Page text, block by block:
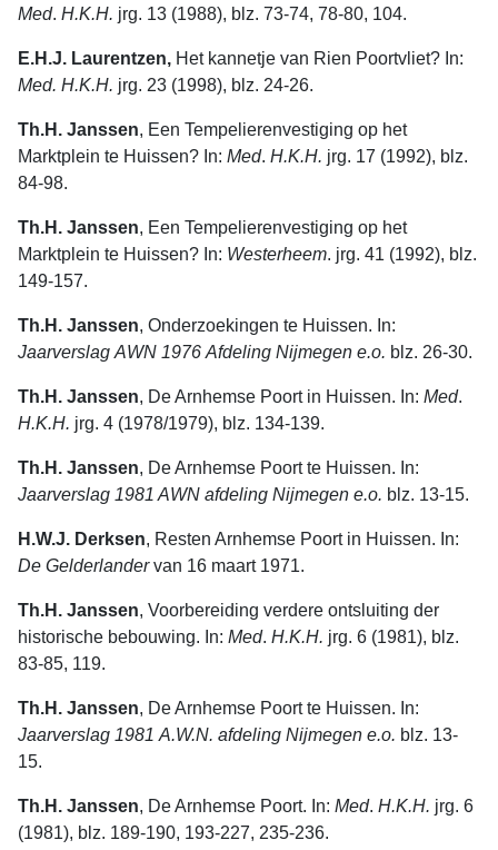
Med. H.K.H. jrg. 13 (1988), blz. 73-74, 78-80, 104.
E.H.J. Laurentzen, Het kannetje van Rien Poortvliet? In:
Med. H.K.H. jrg. 23 (1998), blz. 24-26.
Th.H. Janssen, Een Tempelierenvestiging op het
Marktplein te Huissen? In: Med. H.K.H. jrg. 17 (1992), blz.
84-98.
Th.H. Janssen, Een Tempelierenvestiging op het
Marktplein te Huissen? In: Westerheem. jrg. 41 (1992), blz.
149-157.
Th.H. Janssen, Onderzoekingen te Huissen. In:
Jaarverslag AWN 1976 Afdeling Nijmegen e.o. blz. 26-30.
Th.H. Janssen, De Arnhemse Poort in Huissen. In: Med.
H.K.H. jrg. 4 (1978/1979), blz. 134-139.
Th.H. Janssen, De Arnhemse Poort te Huissen. In:
Jaarverslag 1981 AWN afdeling Nijmegen e.o. blz. 13-15.
H.W.J. Derksen, Resten Arnhemse Poort in Huissen. In:
De Gelderlandervan 16 maart 1971.
Th.H. Janssen, Voorbereiding verdere ontsluiting der
historische bebou­wing. In: Med. H.K.H. jrg. 6 (1981), blz.
83-85, 119.
Th.H. Janssen, De Arnhemse Poort te Huissen. In:
Jaarverslag 1981 A.W.N. afdeling Nijmegen e.o. blz. 13-
15.
Th.H. Janssen, De Arnhemse Poort. In: Med. H.K.H. jrg. 6
(1981), blz. 189-190, 193-227, 235-236.